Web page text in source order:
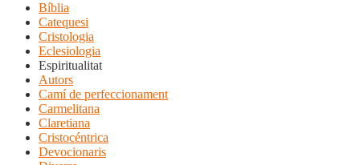
Bíblia
Catequesi
Cristologia
Eclesiologia
Espiritualitat
Autors
Camí de perfeccionament
Carmelitana
Claretiana
Cristocéntrica
Devocionaris